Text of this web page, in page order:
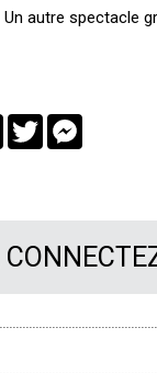
autre spectacle
Facebook
TwitterMessenger